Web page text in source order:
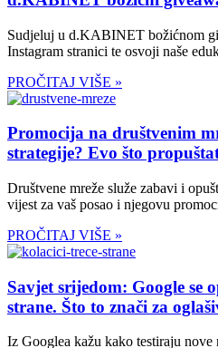
Sudjeluj u d.KABINET božićnom
Instagram stranici te osvoji naše
PROČITAJ VIŠE »
Promocija na društvenim
strategije? Evo što
Društvene mreže služe zabavi i
vijest za vaš posao i njegovu
PROČITAJ VIŠE »
Savjet srijedom: Google se
strane. Što to znači za
Iz Googlea kažu kako testiraju nove